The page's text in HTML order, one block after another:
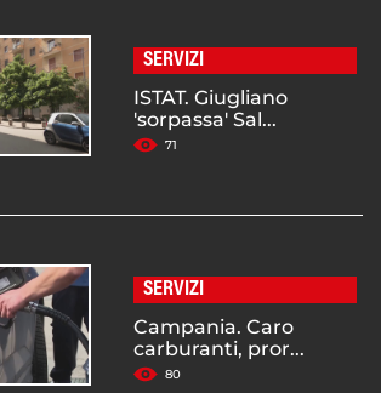
SERVIZI
ISTAT. Giugliano
'sorpassa' Sal...
71
SERVIZI
Campania. Caro
carburanti, pror...
80